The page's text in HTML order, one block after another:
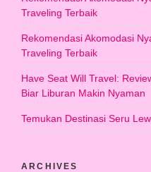
Traveling Terbaik
Rekomendasi Akomodasi
Traveling Terbaik
Have Seat Will Travel:
Biar Liburan Makin Nyaman
Temukan Destinasi Seru
ARCHIVES